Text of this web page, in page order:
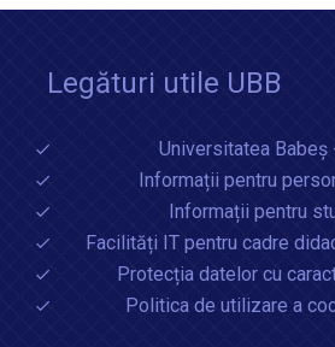
Legături utile UBB
Universitatea Babeș
Informații pentru
Informații pentru
Facilități IT pentru cadre
Protecția datelor cu
Politica de utilizare a